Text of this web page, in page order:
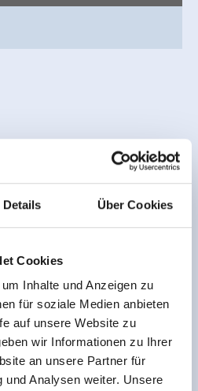
Details Über Cookies
Cookies
Inhalte und Anzeigen zu
für soziale Medien anbieten
auf unsere Website zu
wir Informationen zu Ihrer
an unsere Partner für
und Analysen weiter. Unsere